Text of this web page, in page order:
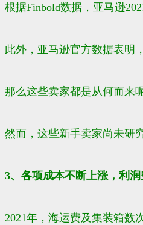
根据Finbold数据，亚马逊
此外，亚马逊官方数据表明
那么这些卖家都是从何而来
然而，这些新手卖家尚未研
3、各项成本不断上涨，利
2021年， 海运费及集装箱数